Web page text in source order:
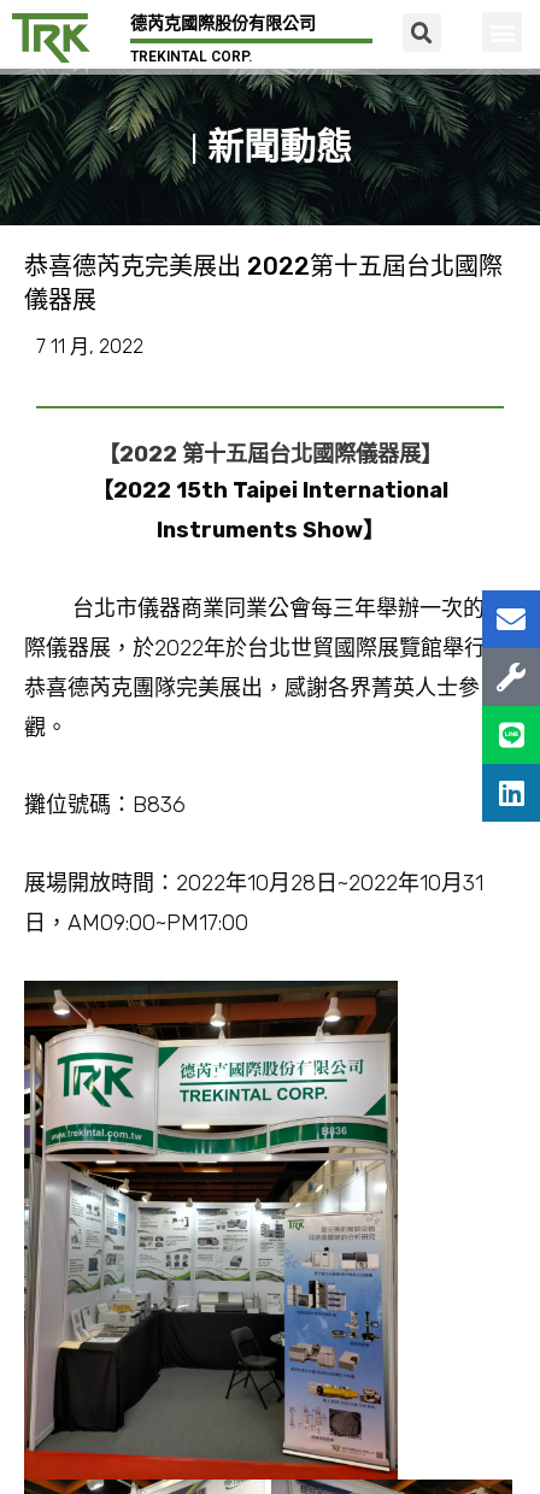
德芮克國際股份有限公司
TREKINTAL CORP.
| 新聞動態
恭喜德芮克完美展出 2022第十五屆台北國際
儀器展
7 11 月, 2022
【2022 第十五屆台北國際儀器展】
【2022 15th Taipei International
Instruments Show】
台北市儀器商業同業公會每三年舉辦一次的國
際儀器展，於2022年於台北世貿國際展覽館舉行，
恭喜德芮克團隊完美展出，感謝各界菁英人士參
觀。
攤位號碼：B836
展場開放時間：2022年10月28日~2022年10月31
日，AM09:00~PM17:00